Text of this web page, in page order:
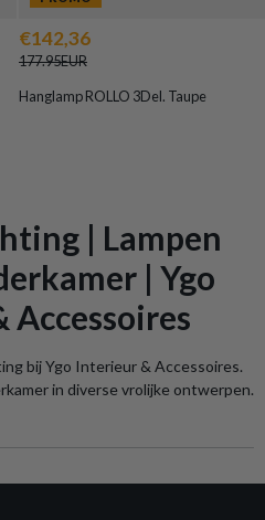
€142,36
177.95EUR
Hanglamp ROLLO 3Del. Taupe
| Lampen
| Ygo
bij Ygo Interieur & Accessoires.
in diverse vrolijke ontwerpen.